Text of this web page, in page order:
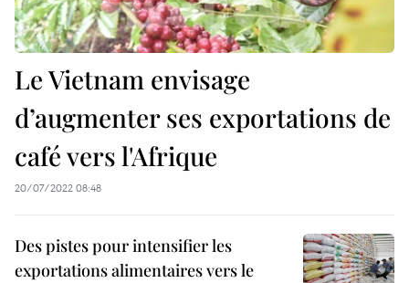
Le Vietnam envisage
d’augmenter ses exportations de
café vers l'Afrique
20/07/2022 08:48
Des pistes pour intensifier les
exportations alimentaires vers le